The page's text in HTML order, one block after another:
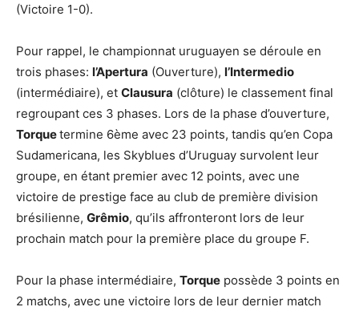
(Victoire 1-0).
Pour rappel, le championnat uruguayen se déroule en
trois phases: l’Apertura (Ouverture), l’Intermedio
(intermédiaire), et Clausura (clôture) le classement final
regroupant ces 3 phases. Lors de la phase d’ouverture,
Torquetermine 6ème avec 23 points, tandis qu’en Copa
Sudamericana, les Skyblues d’Uruguay survolent leur
groupe, en étant premier avec 12 points, avec une
victoire de prestige face au club de première division
brésilienne, Grêmio, qu’ils affronteront lors de leur
prochain match pour la première place du groupe F.
Pour la phase intermédiaire, Torque possède 3 points en
2 matchs, avec une victoire lors de leur dernier match